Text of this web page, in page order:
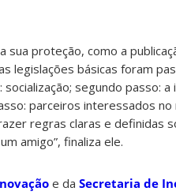
sua proteção, como a
legislações básicas foram
segundo passo: a
parceiros interessados no
regras claras e definidas
amigo”, finaliza ele.
e da Secretaria de